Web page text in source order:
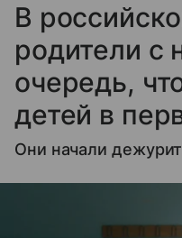
В
родители с
очередь,
детей в
Они начали